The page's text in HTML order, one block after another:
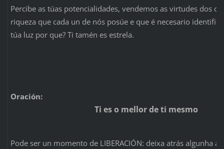
Percibe as túas potencialidades, vendemos as virtudes dos
riqueza que cada un de nós posúe e que é necesario
túa luz por que? Ti tamén es estrela.
Oración:
Ti es o mellor de ti mesmo
Pode ser un momento de LIBERACIÓN: deixa atrás algunha